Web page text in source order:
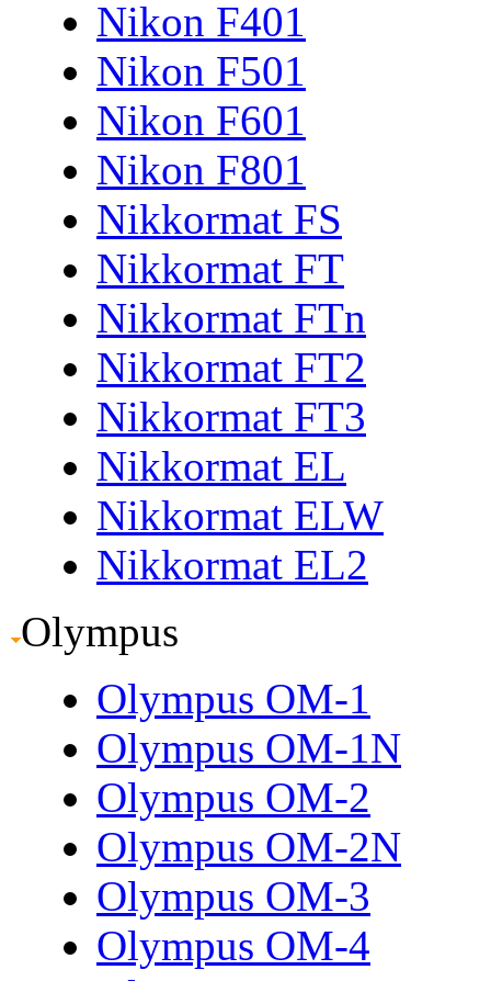
Nikon F401
Nikon F501
Nikon F601
Nikon F801
Nikkormat FS
Nikkormat FT
Nikkormat FTn
Nikkormat FT2
Nikkormat FT3
Nikkormat EL
Nikkormat ELW
Nikkormat EL2
Olympus
Olympus OM-1
Olympus OM-1N
Olympus OM-2
Olympus OM-2N
Olympus OM-3
Olympus OM-4